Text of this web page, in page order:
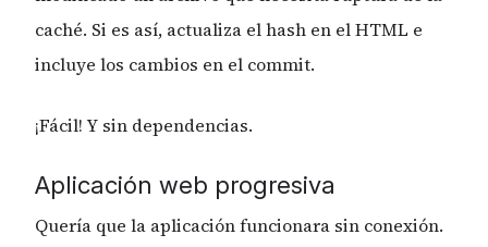
caché. Si es así, actualiza el hash en el HTML e
incluye los cambios en el commit.
¡Fácil! Y sin dependencias.
Aplicación web progresiva
Quería que la aplicación funcionara sin conexión.